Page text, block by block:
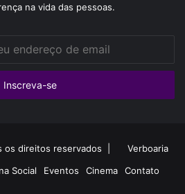
na vida das pessoas.
os direitos reservados |
Verboaria
Social Eventos Cinema Contato